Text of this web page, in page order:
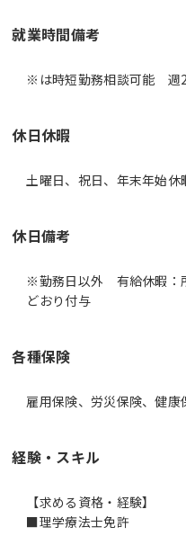
就業時間備考
休日休暇
土曜日、祝日、年末年始
休日備考
※勤務日以外 有給休暇：
どおり付与
各種保険
雇用保険、労災保険、健
経験・スキル
【求める資格・経験】
■理学療法士免許